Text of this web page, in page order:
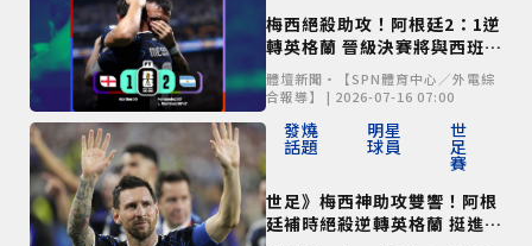
梅西絕殺助攻！阿根廷2：1逆
轉英格蘭 晉級決賽將與西班牙
爭冠
體壇新聞•【SPN體育中心／外電綜
合報導】 | 2026-07-16 07:00
發燒
話題
明星
球員
世
足
賽
世足》梅西神助攻雙響！阿根
廷補時絕殺逆轉英格蘭 挺進決